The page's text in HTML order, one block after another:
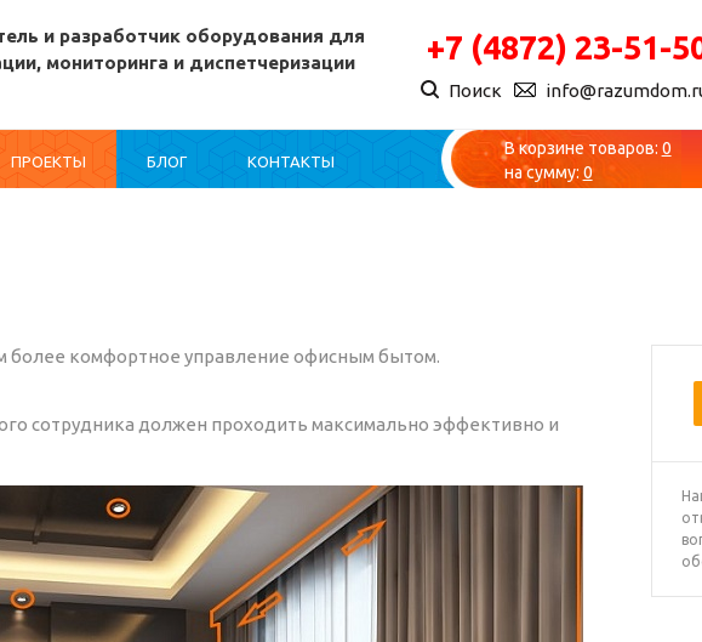
и разработчик оборудования для
мониторинга и диспетчеризации
+7 (4872) 23-51-
Поиск
ПРОЕКТЫ БЛОГ КОНТАКТЫ
В корзине товаров: 0
на сумму: 0
более комфортное управление офисным бытом.
сотрудника должен проходить максимально эффективно и